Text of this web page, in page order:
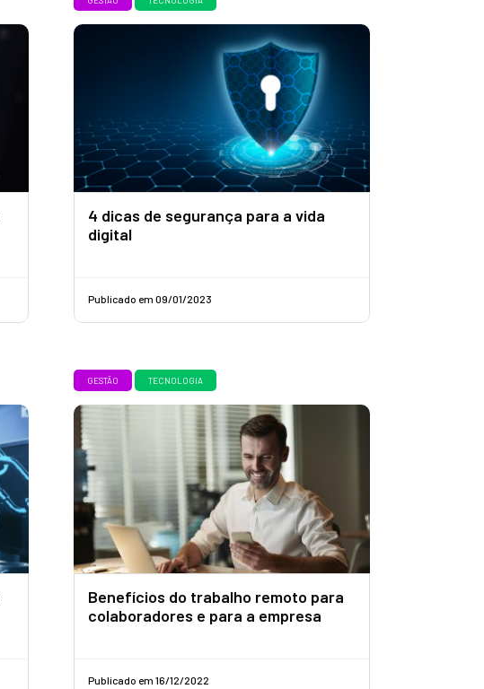
4 dicas de segurança para a vida
digital
Publicado em 09/01/2023
GESTÃO TECNOLOGIA
Benefícios do trabalho remoto para
colaboradores e para a empresa
Publicado em 16/12/2022